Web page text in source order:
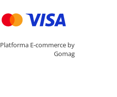
Platforma E-commerce by
Gomag